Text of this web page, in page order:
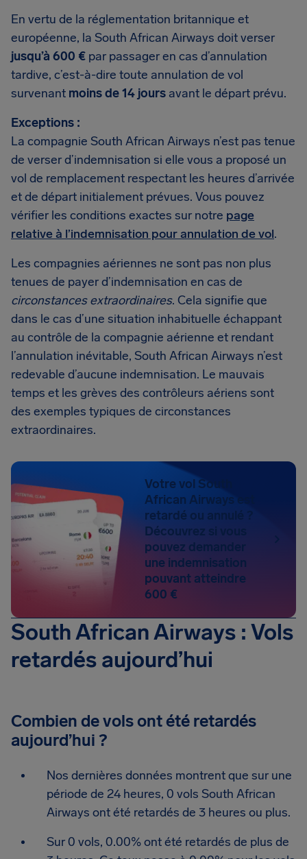
En vertu de la réglementation britannique et
européenne, la South African Airways doit verser
jusqu’à 600 € par passager en cas d’annulation
tardive, c’est-à-dire toute annulation de vol
survenant moins de 14 jours avant le départ prévu.
Exceptions :
La compagnie South African Airways n’est pas tenue
de verser d’indemnisation si elle vous a proposé un
vol de remplacement respectant les heures d’arrivée
et de départ initialement prévues. Vous pouvez
vérifier les conditions exactes sur notre page
relative à l’indemnisation pour annulation de vol.
Les compagnies aériennes ne sont pas non plus
tenues de payer d’indemnisation en cas de
circonstances extraordinaires. Cela signifie que
dans le cas d’une situation inhabituelle échappant
au contrôle de la compagnie aérienne et rendant
l’annulation inévitable, South African Airways n’est
redevable d’aucune indemnisation. Le mauvais
temps et les grèves des contrôleurs aériens sont
des exemples typiques de circonstances
extraordinaires.
Votre vol South
African Airways est
retardé ou annulé ?
Découvrez si vous
pouvez demander
une indemnisation
pouvant atteindre
600 €
South African Airways : Vols
retardés aujourd’hui
Combien de vols ont été retardés
aujourd’hui ?
Nos dernières données montrent que sur une
période de 24 heures, 0 vols South African
Airways ont été retardés de 3 heures ou plus.
Sur 0 vols, 0.00% ont été retardés de plus de